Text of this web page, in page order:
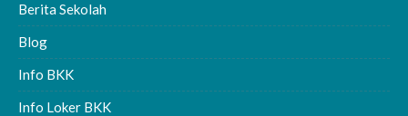
Berita Sekolah
Blog
Info BKK
Info Loker BKK